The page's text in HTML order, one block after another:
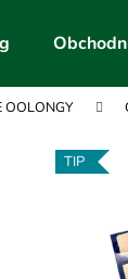
OOLONGY
TIP
Co